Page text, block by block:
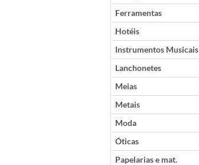
Ferramentas
Hotéis
Instrumentos Musicais
Lanchonetes
Meias
Metais
Moda
Óticas
Papelarias e mat.